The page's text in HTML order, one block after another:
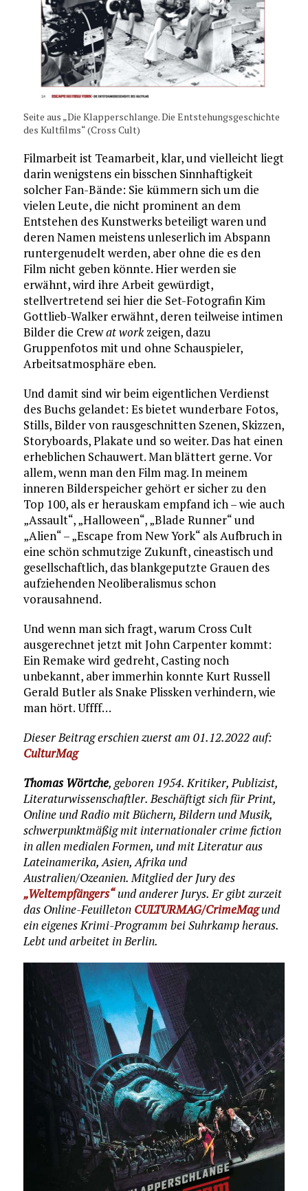
Seite aus „Die Klapperschlange. Die Entstehungsgeschichte
des Kultfilms“ (Cross Cult)
Filmarbeit ist Teamarbeit, klar, und vielleicht liegt
darin wenigstens ein bisschen Sinnhaftigkeit
solcher Fan-Bände: Sie kümmern sich um die
vielen Leute, die nicht prominent an dem
Entstehen des Kunstwerks beteiligt waren und
deren Namen meistens unleserlich im Abspann
runtergenudelt werden, aber ohne die es den
Film nicht geben könnte. Hier werden sie
erwähnt, wird ihre Arbeit gewürdigt,
stellvertretend sei hier die Set-Fotografin Kim
Gottlieb-Walker erwähnt, deren teilweise intimen
Bilder die Crewat workzeigen, dazu
Gruppenfotos mit und ohne Schauspieler,
Arbeitsatmosphäre eben.
Und damit sind wir beim eigentlichen Verdienst
des Buchs gelandet: Es bietet wunderbare Fotos,
Stills, Bilder von rausgeschnitten Szenen, Skizzen,
Storyboards, Plakate und so weiter. Das hat einen
erheblichen Schauwert. Man blättert gerne. Vor
allem, wenn man den Film mag. In meinem
inneren Bilderspeicher gehört er sicher zu den
Top 100, als er herauskam empfand ich – wie auch
„Assault“, „Halloween“, „Blade Runner“ und
„Alien“ – „Escape from New York“ als Aufbruch in
eine schön schmutzige Zukunft, cineastisch und
gesellschaftlich, das blankgeputzte Grauen des
aufziehenden Neoliberalismus schon
vorausahnend.
Und wenn man sich fragt, warum Cross Cult
ausgerechnet jetzt mit John Carpenter kommt:
Ein Remake wird gedreht, Casting noch
unbekannt, aber immerhin konnte Kurt Russell
Gerald Butler als Snake Plissken verhindern, wie
man hört. Uffff…
Dieser Beitrag erschien zuerst am 01.12.2022 auf:
CulturMag
Thomas Wörtche, geboren 1954. Kritiker, Publizist,
Literaturwissenschaftler. Beschäftigt sich für Print,
Online und Radio mit Büchern, Bildern und Musik,
schwerpunktmäßig mit internationaler crime fiction
in allen medialen Formen, und mit Literatur aus
Lateinamerika, Asien, Afrika und
Australien/Ozeanien. Mitglied der Jury des
„Weltempfängers“und anderer Jurys. Er gibt zurzeit
das Online-Feuilleton CULTURMAG/CrimeMagund
ein eigenes Krimi-Programm bei Suhrkamp heraus.
Lebt und arbeitet in Berlin.